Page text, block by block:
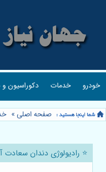
خودرو خدمات دکوراسیون
صفحه اصلی »
⭐️ رادیولوژی دندان سعادت